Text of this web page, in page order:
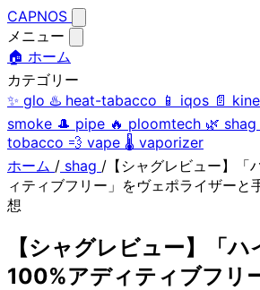
CAPNOS
メニュー
🏠 ホーム
カテゴリー
✨ glo ♨️ heat-tabacco 📱 iqos 📄
smoke 🎩 pipe 🔥 ploomtech 🌿 shag
tobacco 💨 vape 🌡️ vaporizer
ホーム / shag / 【シャグレビュー】
ィティブフリー」をヴェポライザーと
想
【シャグレビュー】「ハ
100%アディティブフリ